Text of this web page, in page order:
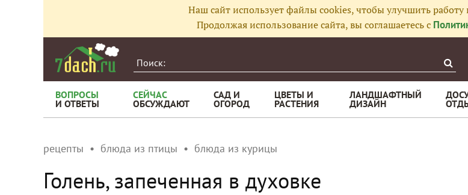
Наш сайт использует файлы cookies, чтобы улучшить
Продолжая использование сайта, вы соглашаетесь с
ВОПРОСЫ
И ОТВЕТЫ
СЕЙЧАС
ОБСУЖДАЮТ
САД И
ОГОРОД
ЦВЕТЫ И
РАСТЕНИЯ
ЛАНДШАФТНЫЙ
ДИЗАЙН
рецепты блюда из птицы блюда из курицы
Голень, запеченная в духовке